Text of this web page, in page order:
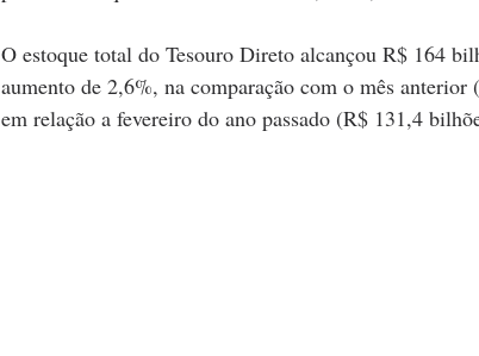
O estoque total do Tesouro Direto alcançou R$ 164
aumento de 2,6%, na comparação com o mês
em relação a fevereiro do ano passado (R$ 131,4